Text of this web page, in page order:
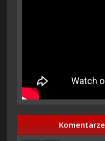
Komentarze